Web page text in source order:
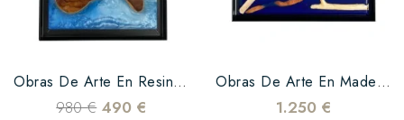
Obras De Arte En Resinas Epoxy Azul Y Teca
980 € 490 €
Obras De Arte En Madera Flotante Y Epoxi Azul
1.250 €